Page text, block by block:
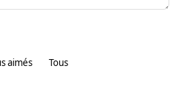
aimés Tous